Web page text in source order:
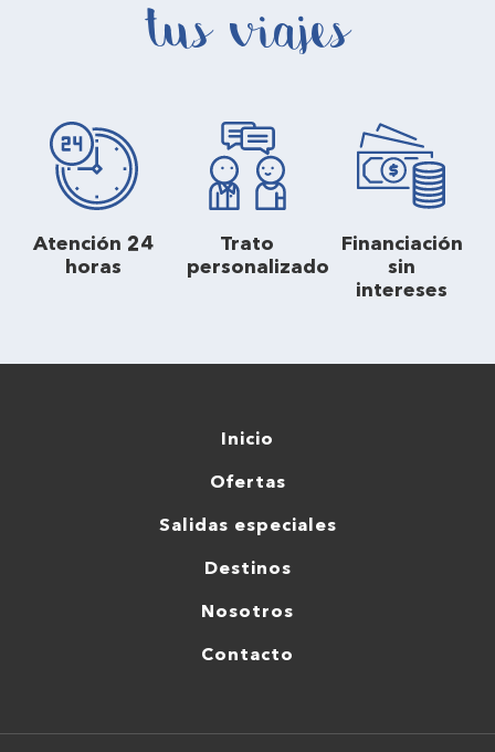
tus viajes
Atención 24
horas
Trato
personalizado
Financiación
sin
intereses
Inicio
Ofertas
Salidas especiales
Destinos
Nosotros
Contacto